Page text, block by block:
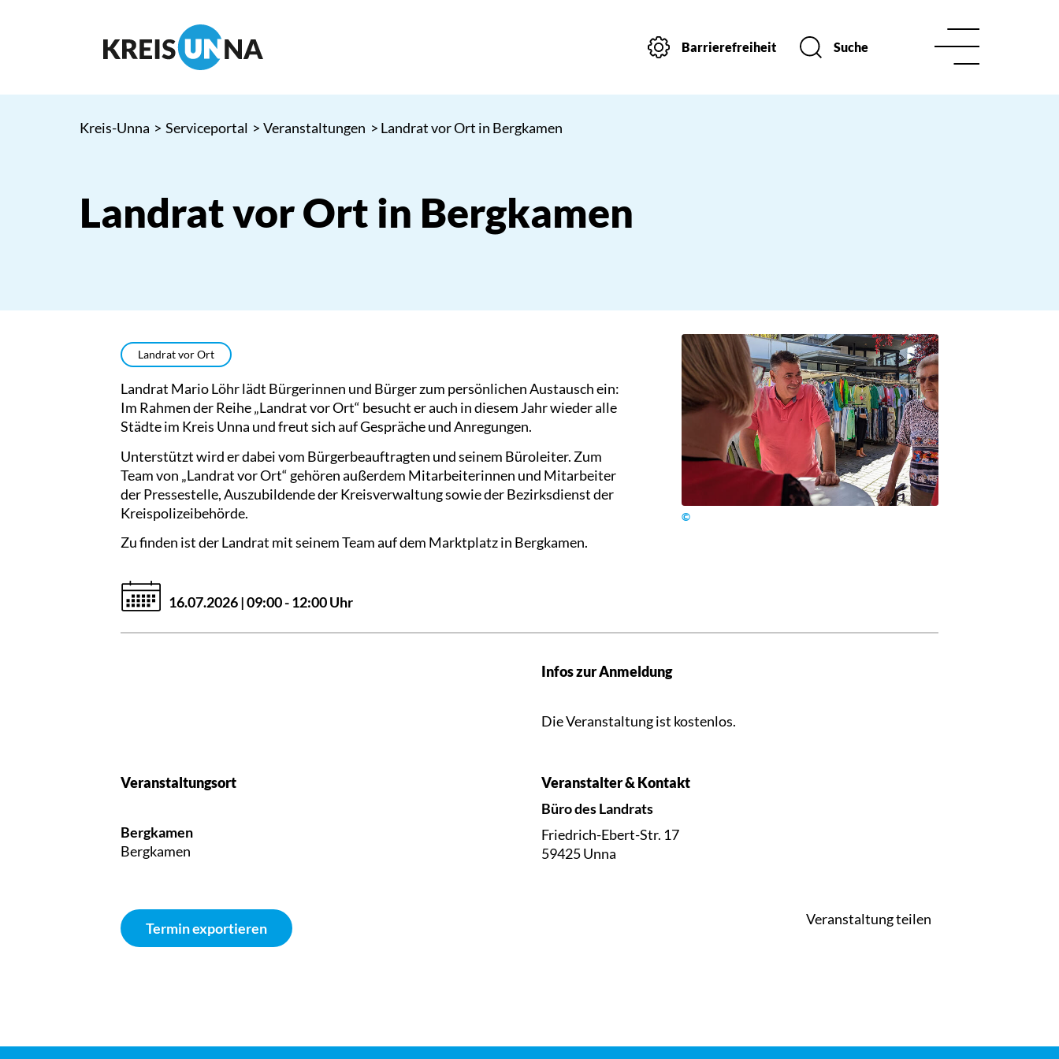
Barrierefreiheit Suche
Kreis-Unna > Serviceportal > Veranstaltungen > Landrat vor Ort in Bergkamen
Landrat vor Ort in Bergkamen
Landrat vor Ort
Landrat Mario Löhr lädt Bürgerinnen und Bürger zum persönlichen Austausch ein:
Im Rahmen der Reihe „Landrat vor Ort“ besucht er auch in diesem Jahr wieder alle
Städte im Kreis Unna und freut sich auf Gespräche und Anregungen.
Unterstützt wird er dabei vom Bürgerbeauftragten und seinem Büroleiter. Zum
Team von „Landrat vor Ort“ gehören außerdem Mitarbeiterinnen und Mitarbeiter
der Pressestelle, Auszubildende der Kreisverwaltung sowie der Bezirksdienst der
Kreispolizeibehörde.
Zu finden ist der Landrat mit seinem Team auf dem Marktplatz in Bergkamen.
©
16.07.2026 | 09:00 - 12:00 Uhr
Infos zur Anmeldung
Die Veranstaltung ist kostenlos.
Veranstaltungsort
Bergkamen
Bergkamen
Veranstalter & Kontakt
Büro des Landrats
Friedrich-Ebert-Str. 17
59425 Unna
Termin exportieren
Veranstaltung teilen